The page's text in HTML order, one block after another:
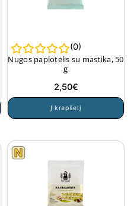
(0)
Nugos paplotėlis su mastika, 50
g
2,50€
Į krepšelį